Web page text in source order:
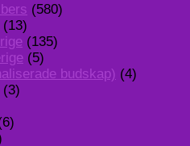
(580)
(13)
(135)
(5)
budskap) (4)
(3)